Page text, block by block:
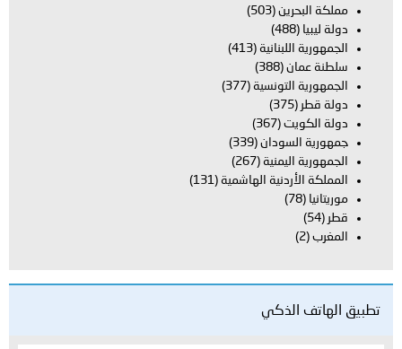
مملكة البحرين (503)
دولة ليبيا (488)
الجمهورية اللبنانية (413)
سلطنة عمان (388)
الجمهورية التونسية (377)
دولة قطر (375)
دولة الكويت (367)
جمهورية السودان (339)
الجمهورية اليمنية (267)
المملكة الأردنية الهاشمية (131)
موريتانيا (78)
قطر (54)
المغرب (2)
تطبيق الهاتف الذكي